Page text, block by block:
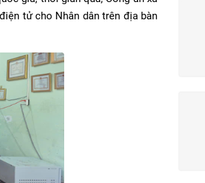
tử cho Nhân dân trên địa bàn